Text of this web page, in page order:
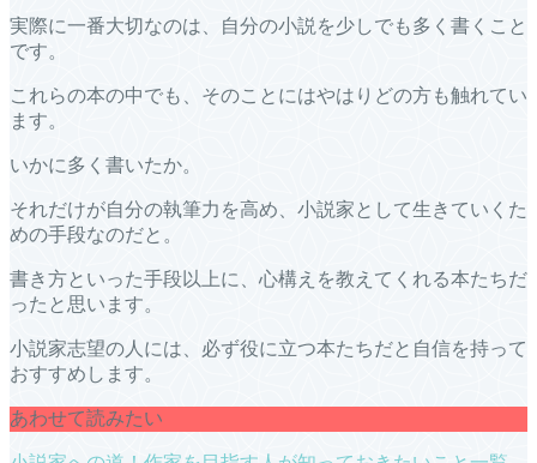
実際に一番大切なのは、自分の小説を少しでも多く書くこと
です。
これらの本の中でも、そのことにはやはりどの方も触れてい
ます。
いかに多く書いたか。
それだけが自分の執筆力を高め、小説家として生きていくた
めの手段なのだと。
書き方といった手段以上に、心構えを教えてくれる本たちだ
ったと思います。
小説家志望の人には、必ず役に立つ本たちだと自信を持って
おすすめします。
あわせて読みたい